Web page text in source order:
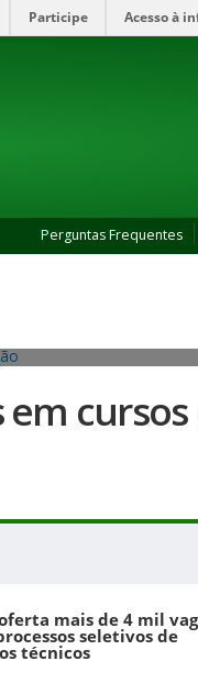
Participe Acesso à
Perguntas Frequentes
em
mais de 4 mil
seletivos de
técnicos